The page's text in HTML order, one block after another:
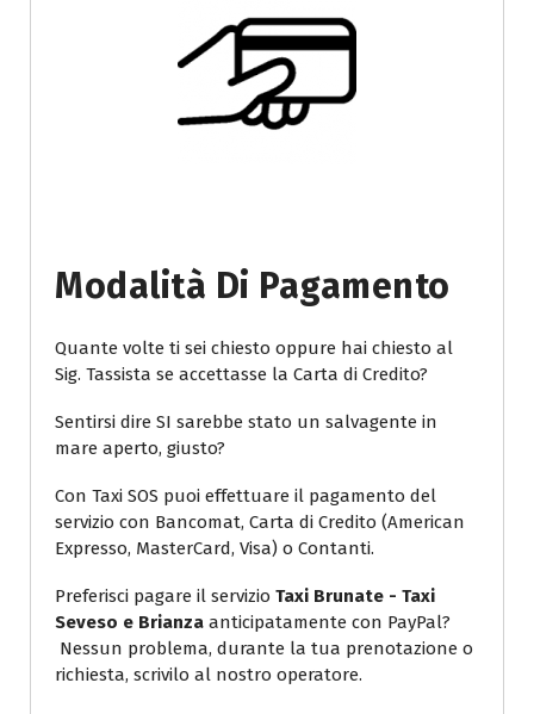
Modalità Di Pagamento
Quante volte ti sei chiesto oppure hai chiesto al
Sig. Tassista se accettasse la Carta di Credito?
Sentirsi dire SI sarebbe stato un salvagente in
mare aperto, giusto?
Con Taxi SOS puoi effettuare il pagamento del
servizio con Bancomat, Carta di Credito (American
Expresso, MasterCard, Visa) o Contanti.
Preferisci pagare il servizio Taxi Brunate - Taxi
Seveso e Brianza anticipatamente con PayPal?
Nessun problema, durante la tua prenotazione o
richiesta, scrivilo al nostro operatore.